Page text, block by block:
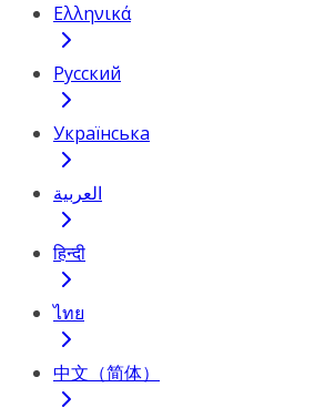
Ελληνικά
Русский
Українська
العربية
हिन्दी
ไทย
中文（简体）